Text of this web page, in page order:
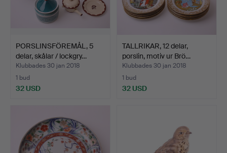
PORSLINSFÖREMÅL, 5
delar, skålar / lockgry…
Klubbades 30 jan 2018
1 bud
32 USD
TALLRIKAR, 12 delar,
porslin, motiv ur Brö…
Klubbades 30 jan 2018
1 bud
32 USD